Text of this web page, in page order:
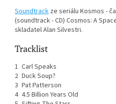
Soundtrack ze seriálu Kosmos -
(soundtrack - CD) Cosmos: A
skladatel Alan Silvestri.
Tracklist
1 Carl Speaks
2 Duck Soup?
3 Pat Patterson
4 4.5 Billion Years Old